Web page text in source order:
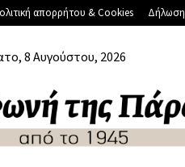
απορρήτου & Cookies
8 Αυγούστου, 2026